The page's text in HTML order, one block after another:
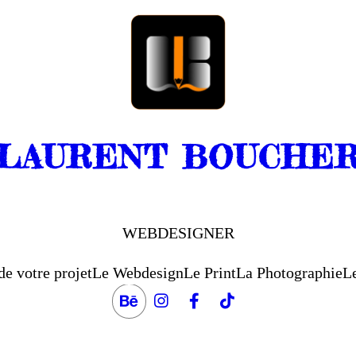
WEBDESIGNER
votre projetLe WebdesignLe PrintLa Photographie